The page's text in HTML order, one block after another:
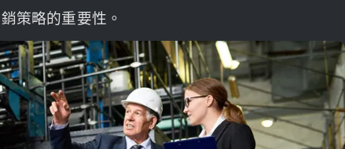
策略的重要性。